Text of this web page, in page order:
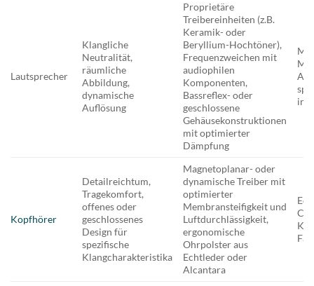
Lautsprecher
Klangliche
Neutralität,
räumliche
Abbildung,
dynamische
Auflösung
Proprietäre
Treibereinheiten (z.B.
Keramik- oder
Beryllium-Hochtöner),
Frequenzweichen mit
audiophilen
Komponenten,
Bassreflex- oder
geschlossene
Gehäusekonstruktionen
mit optimierter
Dämpfung
Kopfhörer
Detailreichtum,
Tragekomfort,
offenes oder
geschlossenes
Design für
spezifische
Klangcharakteristika
Magnetoplanar- oder
dynamische Treiber mit
optimierter
Membransteifigkeit und
Luftdurchlässigkeit,
ergonomische
Ohrpolster aus
Echtleder oder
Alcantara